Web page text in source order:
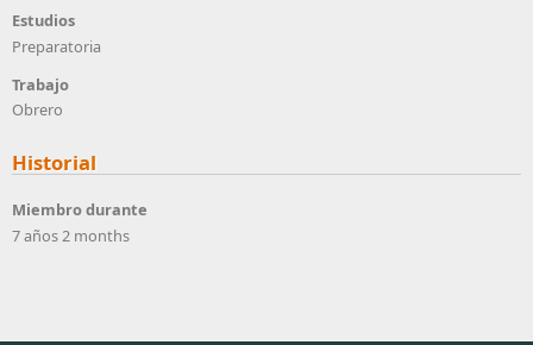
Estudios
Preparatoria
Trabajo
Obrero
Historial
Miembro durante
7 años 2 months